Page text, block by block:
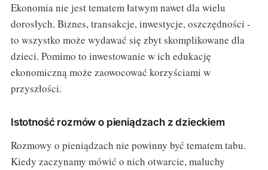
Ekonomia nie jest tematem łatwym nawet dla wielu
dorosłych. Biznes, transakcje, inwestycje, oszczędności -
to wszystko może wydawać się zbyt skomplikowane dla
dzieci. Pomimo to inwestowanie w ich edukację
ekonomiczną może zaowocować korzyściami w
przyszłości.
Istotność rozmów o pieniądzach z dzieckiem
Rozmowy o pieniądzach nie powinny być tematem tabu.
Kiedy zaczynamy mówić o nich otwarcie, maluchy